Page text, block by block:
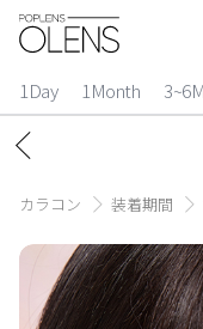
1Day 1Month
ログイン
カラコン比較
今月限定特典
カラコン
カラコン 装着期間